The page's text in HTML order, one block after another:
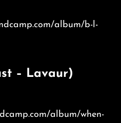
album/b-l-
– Lavaur)
album/when-